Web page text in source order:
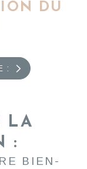
DU
:
LA
:
BIEN-